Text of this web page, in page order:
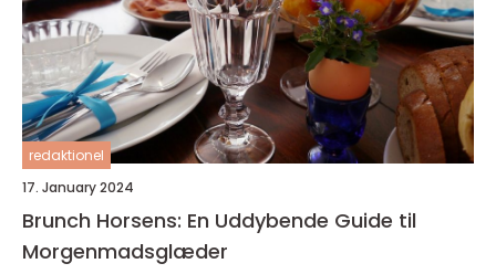
redaktionel
17. January 2024
Brunch Horsens: En Uddybende Guide til
Morgenmadsglæder